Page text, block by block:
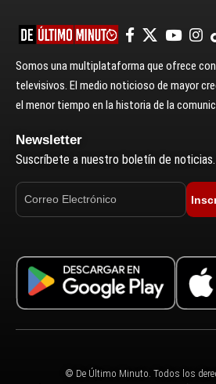
Somos una multiplataforma que ofrece
televisivos. El medio noticioso de mayor
el menor tiempo en la historia de la
Newsletter
Suscríbete a nuestro boletín de noticias.
© De Último Minuto. Todos los